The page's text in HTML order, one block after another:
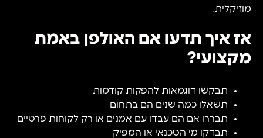
מוזיקלית.
אז איך תדעו אם האולפן באמת
מקצועי?
תבקשו דוגמאות להפקות קודמות
תשאלו כמה שנים הם בתחום
תבררו אם הם עבדו עם אמנים או רק לקוחות פרטיים
תבדקו מי הטכנאי או המפיק